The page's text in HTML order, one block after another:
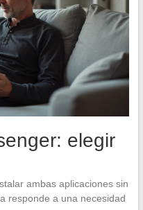
elegir
ambas aplicaciones sin
responde a una necesidad